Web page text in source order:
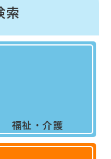
索
福祉・介護